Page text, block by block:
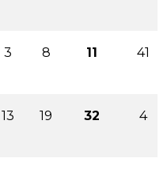
3 8 11 41
13 19 32 4